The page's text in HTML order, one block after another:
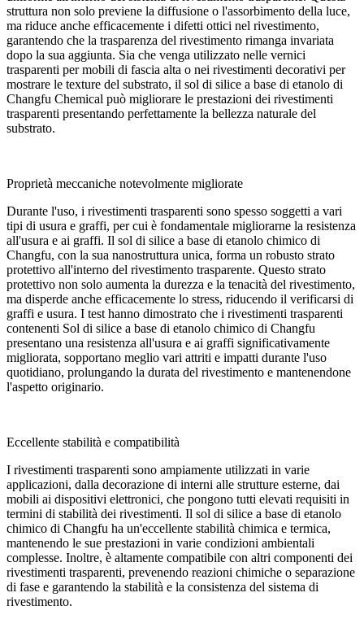
struttura non solo previene la diffusione o l'assorbimento della luce,
ma riduce anche efficacemente i difetti ottici nel rivestimento,
garantendo che la trasparenza del rivestimento rimanga invariata
dopo la sua aggiunta. Sia che venga utilizzato nelle vernici
trasparenti per mobili di fascia alta o nei rivestimenti decorativi per
mostrare le texture del substrato, il sol di silice a base di etanolo di
Changfu Chemical può migliorare le prestazioni dei rivestimenti
trasparenti presentando perfettamente la bellezza naturale del
substrato.
Proprietà meccaniche notevolmente migliorate
Durante l'uso, i rivestimenti trasparenti sono spesso soggetti a vari
tipi di usura e graffi, per cui è fondamentale migliorarne la resistenza
all'usura e ai graffi. Il sol di silice a base di etanolo chimico di
Changfu, con la sua nanostruttura unica, forma un robusto strato
protettivo all'interno del rivestimento trasparente. Questo strato
protettivo non solo aumenta la durezza e la tenacità del rivestimento,
ma disperde anche efficacemente lo stress, riducendo il verificarsi di
graffi e usura. I test hanno dimostrato che i rivestimenti trasparenti
contenenti Sol di silice a base di etanolo chimico di Changfu
presentano una resistenza all'usura e ai graffi significativamente
migliorata, sopportano meglio vari attriti e impatti durante l'uso
quotidiano, prolungando la durata del rivestimento e mantenendone
l'aspetto originario.
Eccellente stabilità e compatibilità
I rivestimenti trasparenti sono ampiamente utilizzati in varie
applicazioni, dalla decorazione di interni alle strutture esterne, dai
mobili ai dispositivi elettronici, che pongono tutti elevati requisiti in
termini di stabilità dei rivestimenti. Il sol di silice a base di etanolo
chimico di Changfu ha un'eccellente stabilità chimica e termica,
mantenendo le sue prestazioni in varie condizioni ambientali
complesse. Inoltre, è altamente compatibile con altri componenti dei
rivestimenti trasparenti, prevenendo reazioni chimiche o separazione
di fase e garantendo la stabilità e la consistenza del sistema di
rivestimento.